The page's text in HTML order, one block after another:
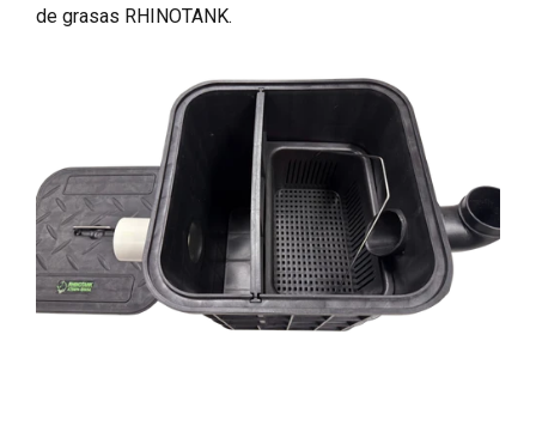
de grasas RHINOTANK.